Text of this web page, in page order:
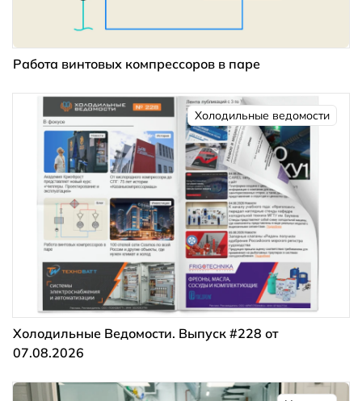
Работа винтовых компрессоров в паре
Холодильные ведомости
Холодильные Ведомости. Выпуск #228 от
07.08.2026